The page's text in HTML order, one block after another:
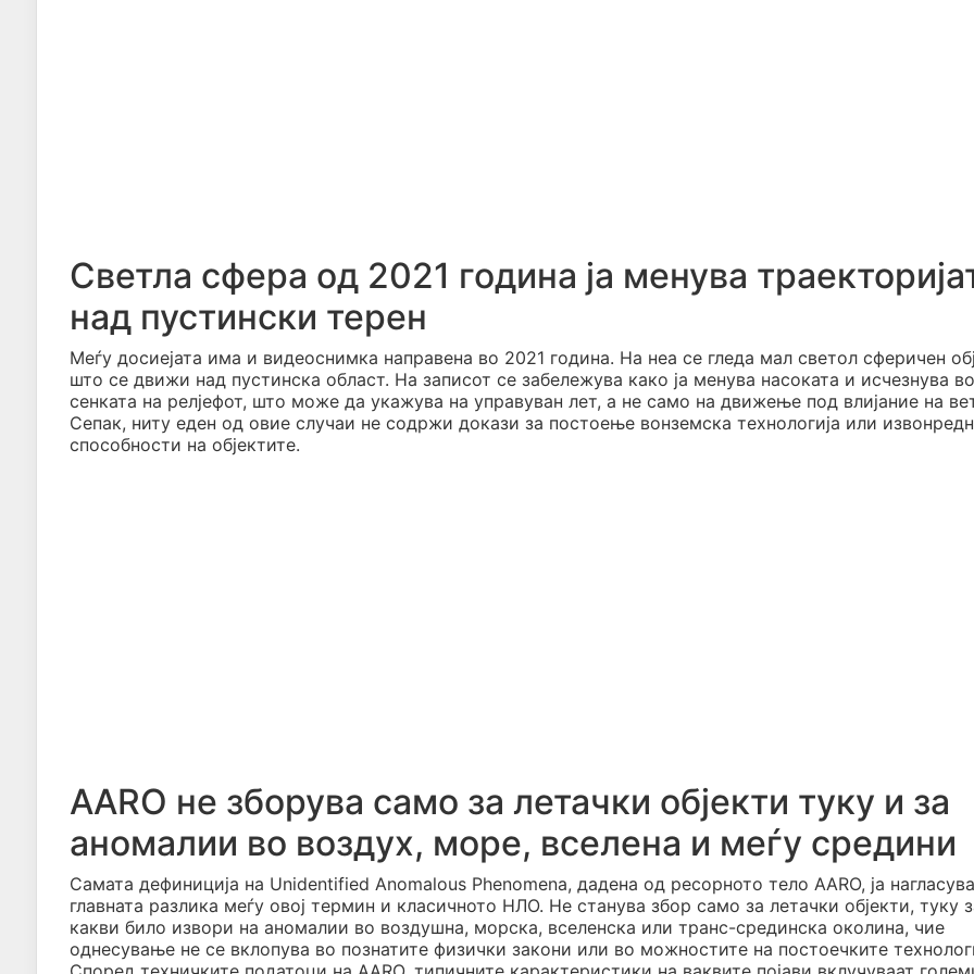
Светла сфера од 2021 година ја менува
над пустински терен
Меѓу досиејата има и видеоснимка направена во 2021 година. На неа се гледа мал светол сферичен
што се движи над пустинска област. На записот се забележува како ја менува насоката и исчезнува во
сенката на релјефот, што може да укажува на управуван лет, а не само на движење под влијание на
Сепак, ниту еден од овие случаи не содржи докази за постоење вонземска технологија или
способности на објектите.
AARO не зборува само за летачки објекти туку и за
аномалии во воздух, море, вселена и меѓу средини
Самата дефиниција на Unidentified Anomalous Phenomena, дадена од ресорното тело AARO, ја нагласува
главната разлика меѓу овој термин и класичното НЛО. Не станува збор само за летачки објекти, туку
какви било извори на аномалии во воздушна, морска, вселенска или транс-срединска околина, чие
однесување не се вклопува во познатите физички закони или во можностите на постоечките